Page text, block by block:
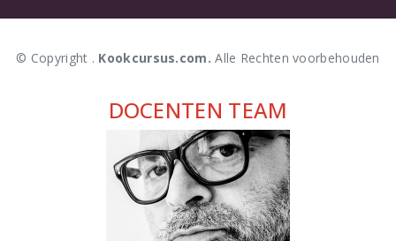
© Copyright . Kookcursus.com. Alle Rechten voorbehouden
DOCENTEN TEAM